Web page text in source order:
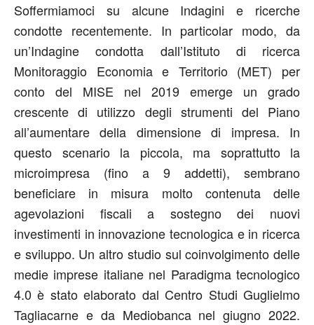
Soffermiamoci su alcune Indagini e ricerche
condotte recentemente. In particolar modo, da
un’Indagine condotta dall’Istituto di ricerca
Monitoraggio Economia e Territorio (MET) per
conto del MISE nel 2019 emerge un grado
crescente di utilizzo degli strumenti del Piano
all’aumentare della dimensione di impresa. In
questo scenario la piccola, ma soprattutto la
microimpresa (fino a 9 addetti), sembrano
beneficiare in misura molto contenuta delle
agevolazioni fiscali a sostegno dei nuovi
investimenti in innovazione tecnologica e in ricerca
e sviluppo. Un altro studio sul coinvolgimento delle
medie imprese italiane nel Paradigma tecnologico
4.0 è stato elaborato dal Centro Studi Guglielmo
Tagliacarne e da Mediobanca nel giugno 2022.